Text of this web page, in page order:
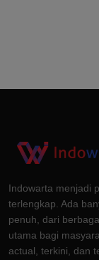
Indowarta menjadi
terlengkap. Ada
penuh, dari
utama bagi
actual, terkini, dan